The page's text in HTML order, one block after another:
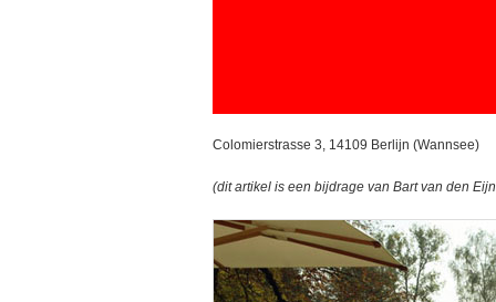
Colomierstrasse 3, 14109 Berlijn (Wannsee)
(dit artikel is een bijdrage van Bart van den